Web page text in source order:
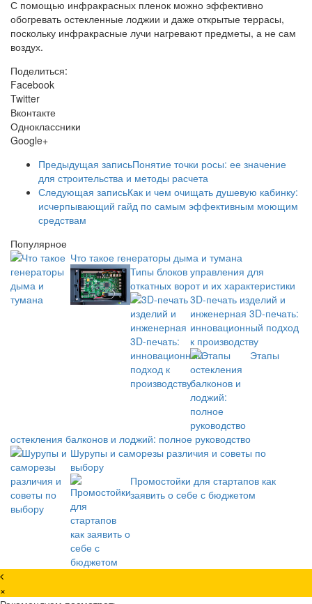
С помощью инфракрасных пленок можно эффективно
обогревать остекленные лоджии и даже открытые террасы,
поскольку инфракрасные лучи нагревают предметы, а не сам
воздух.
Поделиться:
Facebook
Twitter
Вконтакте
Одноклассники
Google+
Предыдущая записьПонятие точки росы: ее значение
для строительства и методы расчета
Следующая записьКак и чем очищать душевую кабинку:
исчерпывающий гайд по самым эффективным моющим
средствам
Популярное
Что такое генераторы дыма и тумана
Типы блоков управления для
откатных ворот и их характеристики
3D-печать изделий и
инженерная 3D-печать:
инновационный подход
к производству
Этапы
остекления балконов и лоджий: полное руководство
Шурупы и саморезы различия и советы по
выбору
Промостойки для стартапов как
заявить о себе с бюджетом
×